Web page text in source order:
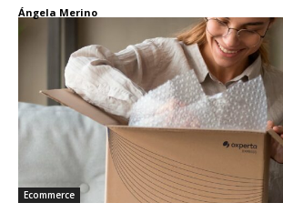
Ángela Merino
Ecommerce